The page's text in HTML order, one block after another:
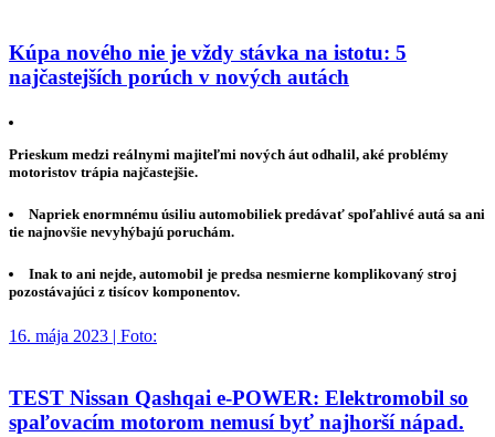
Kúpa nového nie je vždy stávka na istotu: 5
najčastejších porúch v nových autách
Prieskum medzi reálnymi majiteľmi nových áut odhalil, aké problémy
motoristov trápia najčastejšie.
Napriek enormnému úsiliu automobiliek predávať spoľahlivé autá sa ani
tie najnovšie nevyhýbajú poruchám.
Inak to ani nejde, automobil je predsa nesmierne komplikovaný stroj
pozostávajúci z tisícov komponentov.
16. mája 2023 | Foto:
TEST Nissan Qashqai e-POWER: Elektromobil so
spaľovacím motorom nemusí byť najhorší nápad.